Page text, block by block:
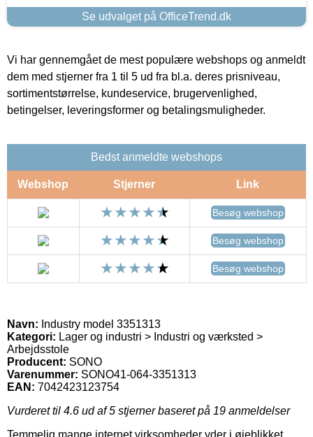
Se udvalget på OfficeTrend.dk
Vi har gennemgået de mest populære webshops og anmeldt
dem med stjerner fra 1 til 5 ud fra bl.a. deres prisniveau,
sortimentstørrelse, kundeservice, brugervenlighed,
betingelser, leveringsformer og betalingsmuligheder.
Bedst anmeldte webshops
Webshop Stjerner Link
Besøg webshop
Besøg webshop
Besøg webshop
Navn: Industry model 3351313
Kategori: Lager og industri > Industri og værksted >
Arbejdsstole
Producent: SONO
Varenummer: SONO41-064-3351313
EAN: 7042423123754
Vurderet til 4.6 ud af 5 stjerner baseret på 19 anmeldelser
Temmelig mange internet virksomheder yder i øjeblikket